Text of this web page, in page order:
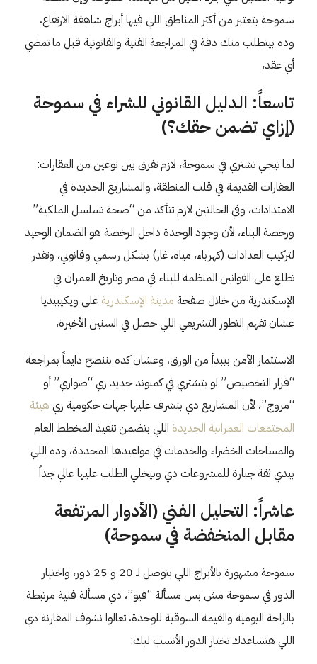
سموحة بتعتبر من أكتر المناطق اللي فيها أبراج شاهقة الارتفاع،
وده بيتطلب منك دقة في المراجعة الفنية والقانونية قبل ما تمضي
أي عقد،
تاسعاً: الدليل القانوني للشراء في سموحة
(إزاي تضمن حقك؟)
لما تيجي تشتري في سموحة، لازم تفرق بين نوعين من العقارات:
العقارات القديمة في قلب المنطقة، والمشاريع الجديدة في
الامتدادات، وفي الحالتين لازم تتأكد من “صحة تسلسل الملكية”
ورخصة البناء، لأن وجود الوحدة داخل الرخصة هو الضمان الوحيد
لتركيب العدادات (كهرباء، مياه، غاز) بشكل رسمي وقانوني، وتقدر
تطلع على القوانين المنظمة للبناء في مصر وتاريخ العمران في
الإسكندرية من خلال صفحة مدينة الإسكندرية على ويكيبيديا
عشان تفهم التطور التشريعي اللي حصل في السنين الأخيرة،
الاستثمار الآمن بيبدأ من الورق، وعشان كده بننصح دايماً بمراجعة
“قرار التخصيص” لو بتشتري في كمبوند جديد زي “صواري” أو
“مروج”، لأن المشاريع دي بتشرف عليها جهات حكومية زي هيئة
المجتمعات العمرانية الجديدة اللي بتضمن تنفيذ المخطط العام
والمساحات الخضراء والخدمات في مواعيدها المحددة، وده اللي
بيدي ثقة جبارة للمشروعات دي وبيخلي الطلب عليها عالي جداً
عاشراً: التحليل الفني (الأدوار المرتفعة
مقابل المنخفضة في سموحة)
سموحة مشهورة بالأبراج اللي بتوصل لـ 20 و 25 دور، واختيار
الدور في سموحة مش بس مسألة “فيو”، دي مسألة فنية مرتبطة
بالراحة اليومية والقيمة السوقية للوحدة، تعالوا نشوف المقارنة دي
اللي هتساعدك تختار الدور الأنسب ليك: